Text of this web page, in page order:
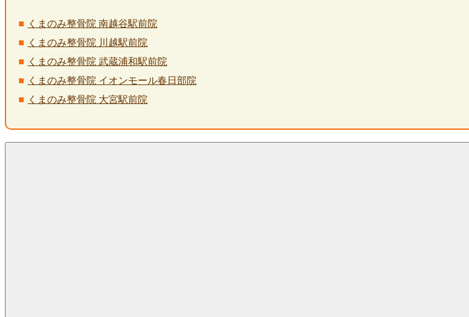
くまのみ整骨院 南越谷駅前院
くまのみ整骨院 川越駅前院
くまのみ整骨院 武蔵浦和駅前院
くまのみ整骨院 イオンモール春日部院
くまのみ整骨院 大宮駅前院